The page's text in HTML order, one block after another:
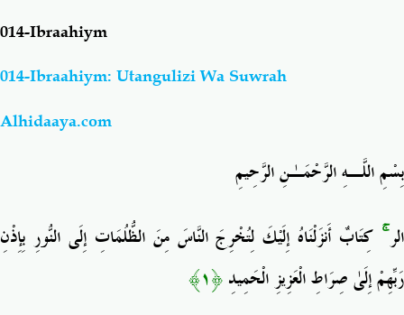
Salaf Wa Ummah
Maswali-Majibu
014-Ibraahiym
014-Ibraahiym: Utangulizi Wa Suwrah
Alhidaaya.com
بِسْمِ اللَّـهِ الرَّحْمَـٰنِ الرَّحِيمِ
الرۚ كِتَابٌ أَنزَلْنَاهُ إِلَيْكَ لِتُخْرِجَ النَّاسَ مِنَ الظُّلُمَاتِ إِلَى النُّورِ بِإِذْنِ
رَبِّهِمْ إِلَىٰ صِرَاطِ الْعَزِيزِ الْحَمِيدِ﴿١﴾